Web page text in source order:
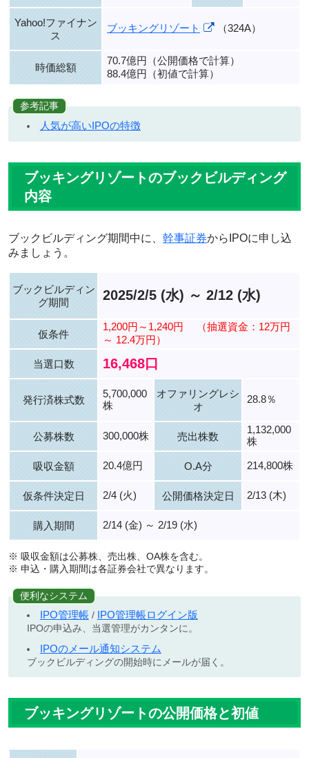
Yahoo!ファイナン
ス
ブッキングリゾート （324A）
時価総額
70.7億円（公開価格で計算）
88.4億円（初値で計算）
参考記事
人気が高いIPOの特徴
ブッキングリゾートのブックビルディング
内容
ブックビルディング期間中に、 幹事証券からIPOに申し込
みましょう。
ブックビルディン
グ期間
2025/2/5 (水) ～ 2/12 (水)
仮条件
1,200円～1,240円
（抽選資金：12万円
～ 12.4万円）
当選口数 16,468口
発行済株式数
5,700,000
株
オファリングレシ
オ
28.8％
公募株数 300,000株 売出株数
1,132,000
株
吸収金額 20.4億円 O.A分 214,800株
仮条件決定日 2/4 (火) 公開価格決定日 2/13 (木)
購入期間 2/14 (金) ～ 2/19 (水)
※ 吸収金額は公募株、売出株、OA株を含む。
※ 申込・購入期間は各証券会社で異なります。
便利なシステム
IPO管理帳 / IPO管理帳ログイン版
IPOの申込み、当選管理がカンタンに。
IPOのメール通知システム
ブックビルディングの開始時にメールが届く。
ブッキングリゾートの公開価格と初値